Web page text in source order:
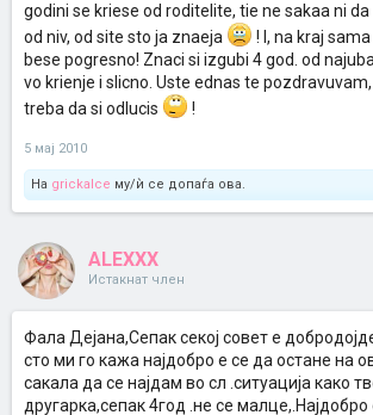
godini se kriese od roditelite, tie ne sakaa ni
od niv, od site sto ja znaeja
! I, na kraj
bese pogresno! Znaci si izgubi 4 god. od
vo krienje i slicno. Uste ednas te
treba da si odlucis
!
5 мај 2010
На grickalce му/ѝ се допаѓа ова.
ALEXXX
Истакнат член
Фала Дејана,Сепак секој совет е
сто ми го кажа најдобро е се да остане на
сакала да се најдам во сл .ситуација како
другарка,сепак 4год .не се